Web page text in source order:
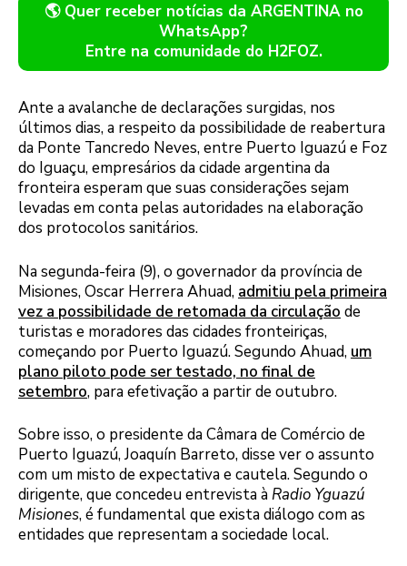
🌎 Quer receber notícias da ARGENTINA no
WhatsApp?
Entre na comunidade do H2FOZ.
Ante a avalanche de declarações surgidas, nos
últimos dias, a respeito da possibilidade de reabertura
da Ponte Tancredo Neves, entre Puerto Iguazú e Foz
do Iguaçu, empresários da cidade argentina da
fronteira esperam que suas considerações sejam
levadas em conta pelas autoridades na elaboração
dos protocolos sanitários.
Na segunda-feira (9), o governador da província de
Misiones, Oscar Herrera Ahuad, admitiu pela primeira
vez a possibilidade de retomada da circulação de
turistas e moradores das cidades fronteiriças,
começando por Puerto Iguazú. Segundo Ahuad, um
plano piloto pode ser testado, no final de
setembro, para efetivação a partir de outubro.
Sobre isso, o presidente da Câmara de Comércio de
Puerto Iguazú, Joaquín Barreto, disse ver o assunto
com um misto de expectativa e cautela. Segundo o
dirigente, que concedeu entrevista àRadio Yguazú
Misiones, é fundamental que exista diálogo com as
entidades que representam a sociedade local.